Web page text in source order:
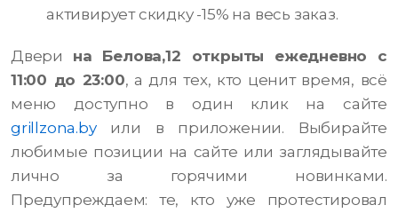
активирует скидку -15% на весь заказ.
Двери на Белова,12 открыты ежедневно с
11:00 до 23:00, а для тех, кто ценит время, всё
меню доступно в один клик на сайте
grillzona.byили в приложении. Выбирайте
любимые позиции на сайте или заглядывайте
лично за горячими новинками.
Предупреждаем: те, кто уже протестировал